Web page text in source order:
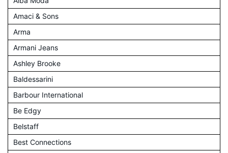
Amaci & Sons
Arma
Armani Jeans
Ashley Brooke
Baldessarini
Barbour International
Be Edgy
Belstaff
Best Connections